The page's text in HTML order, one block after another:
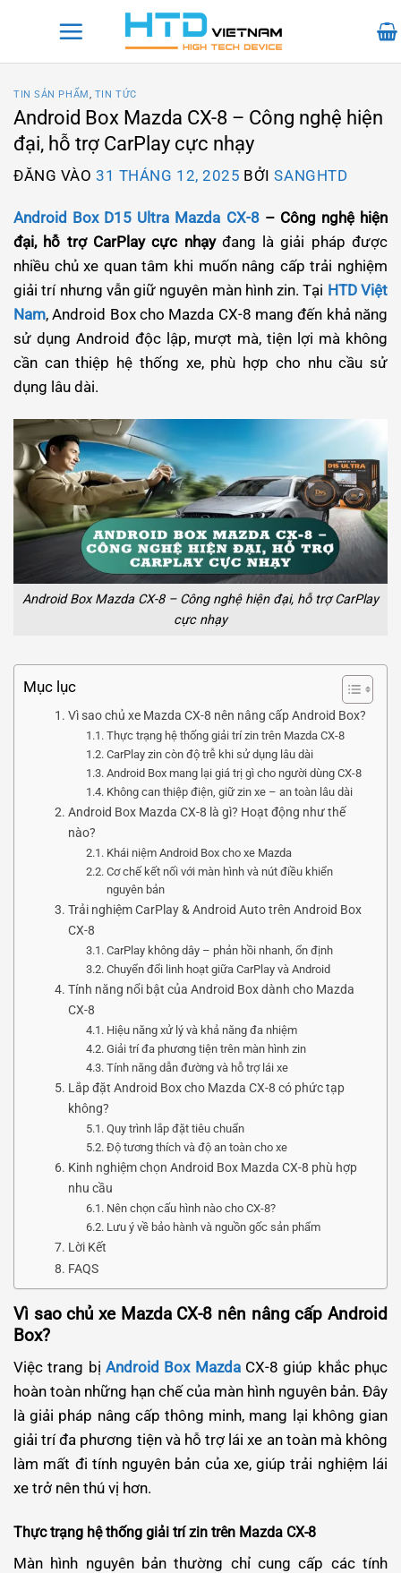
TIN SẢN PHẨM, TIN TỨC
Android Box Mazda CX-8 – Công nghệ hiện
đại, hỗ trợ CarPlay cực nhạy
ĐĂNG VÀO31 THÁNG 12, 2025 BỞISANGHTD
Android Box D15 Ultra Mazda CX-8– Công nghệ hiện
đại, hỗ trợ CarPlay cực nhạyđang là giải pháp được
nhiều chủ xe quan tâm khi muốn nâng cấp trải nghiệm
giải trí nhưng vẫn giữ nguyên màn hình zin. Tại HTD Việt
Nam, Android Box cho Mazda CX-8 mang đến khả năng
sử dụng Android độc lập, mượt mà, tiện lợi mà không
cần can thiệp hệ thống xe, phù hợp cho nhu cầu sử
dụng lâu dài.
Android Box Mazda CX-8 – Công nghệ hiện đại, hỗ trợ CarPlay
cực nhạy
Mục lục
Vì sao chủ xe Mazda CX-8 nên nâng cấp Android Box?
Thực trạng hệ thống giải trí zin trên Mazda CX-8
CarPlay zin còn độ trễ khi sử dụng lâu dài
Android Box mang lại giá trị gì cho người dùng CX-8
Không can thiệp điện, giữ zin xe – an toàn lâu dài
Android Box Mazda CX-8 là gì? Hoạt động như thế
nào?
Khái niệm Android Box cho xe Mazda
Cơ chế kết nối với màn hình và nút điều khiển
nguyên bản
Trải nghiệm CarPlay & Android Auto trên Android Box
CX-8
CarPlay không dây – phản hồi nhanh, ổn định
Chuyển đổi linh hoạt giữa CarPlay và Android
Tính năng nổi bật của Android Box dành cho Mazda
CX-8
Hiệu năng xử lý và khả năng đa nhiệm
Giải trí đa phương tiện trên màn hình zin
Tính năng dẫn đường và hỗ trợ lái xe
Lắp đặt Android Box cho Mazda CX-8 có phức tạp
không?
Quy trình lắp đặt tiêu chuẩn
Độ tương thích và độ an toàn cho xe
Kinh nghiệm chọn Android Box Mazda CX-8 phù hợp
nhu cầu
Nên chọn cấu hình nào cho CX-8?
Lưu ý về bảo hành và nguồn gốc sản phẩm
Lời Kết
FAQS
Vì sao chủ xe Mazda CX-8 nên nâng cấp Android
Box?
Việc trang bị Android Box MazdaCX-8 giúp khắc phục
hoàn toàn những hạn chế của màn hình nguyên bản. Đây
là giải pháp nâng cấp thông minh, mang lại không gian
giải trí đa phương tiện và hỗ trợ lái xe an toàn mà không
làm mất đi tính nguyên bản của xe, giúp trải nghiệm lái
xe trở nên thú vị hơn.
Thực trạng hệ thống giải trí zin trên Mazda CX-8
Màn hình nguyên bản thường chỉ cung cấp các tính